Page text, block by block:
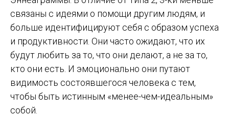
связаны с идеями о помощи другим людям, и
больше идентифицируют себя с образом успеха
и продуктивности. Они часто ожидают, что их
будут любить за то, что они делают, а не за то,
кто они есть. И эмоционально они путают
видимость состоявшегося человека с тем,
чтобы быть истинным «менее-чем-идеальным»
собой.